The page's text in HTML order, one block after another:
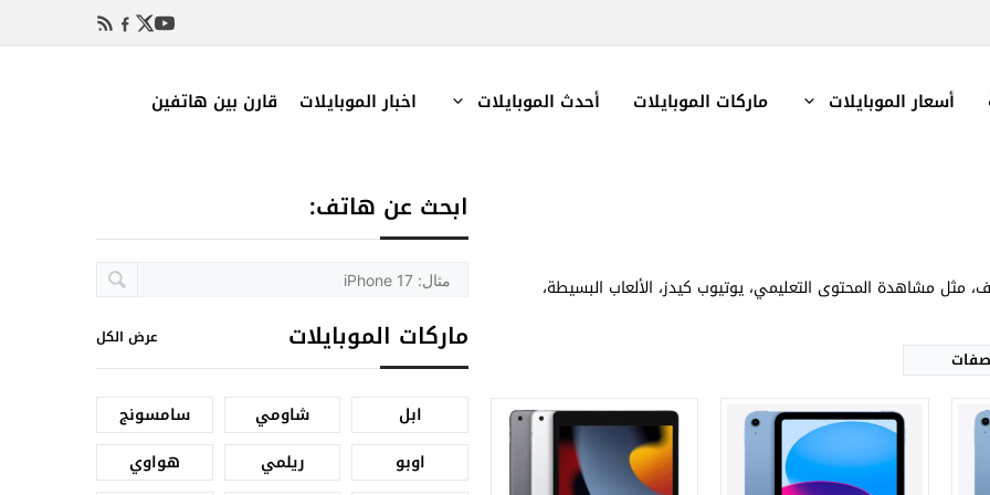
أسعار الموبايلات ماركات الموبايلات أحدث الموبايلات اخبار الموبايلات قارن بين هاتفين
مشاهدة المحتوى التعليمي، يوتيوب كيدز، الألعاب البسيطة،
البطارية:7606 ملي امبير.
البطارية:8557 مللي أمبير
الشاشة:
المعالج:Apple A12 Bionic - سداسي النواة - 7nm
الكاميرات:خلفية 8 م.ب/ امامية 7 م.ب
الشاشة:IPS LCD بحجم 9.7 بوصة بدقة 1536p
المعالج:Apple A10 Fusion - رباعي النواة - 10nm
الكاميرات:
خلفية 8 م.ب/ امامية 1.2 م.ب
ابحث عن هاتف:
ماركات الموبايلات عرض الكل
ابل شاومي
سامسونج
اوبو
ريلمي
هواوي